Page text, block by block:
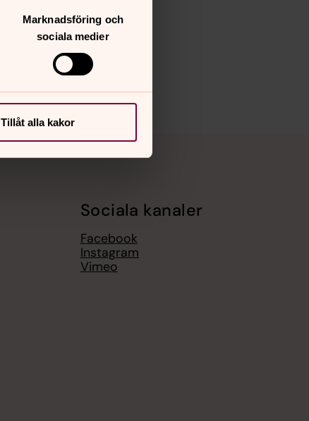
Marknadsföring och
sociala medier
Tillåt alla kakor
Sociala kanaler
Facebook
Instagram
Vimeo